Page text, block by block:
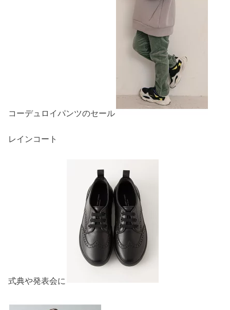
コーデュロイパンツのセール
レインコート
式典や発表会に